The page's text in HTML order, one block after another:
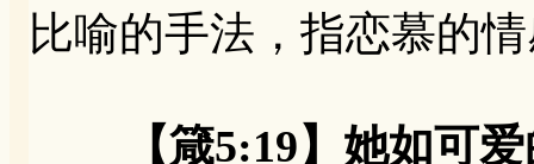
比喻的手法，指恋慕的
【箴5:19】她如可